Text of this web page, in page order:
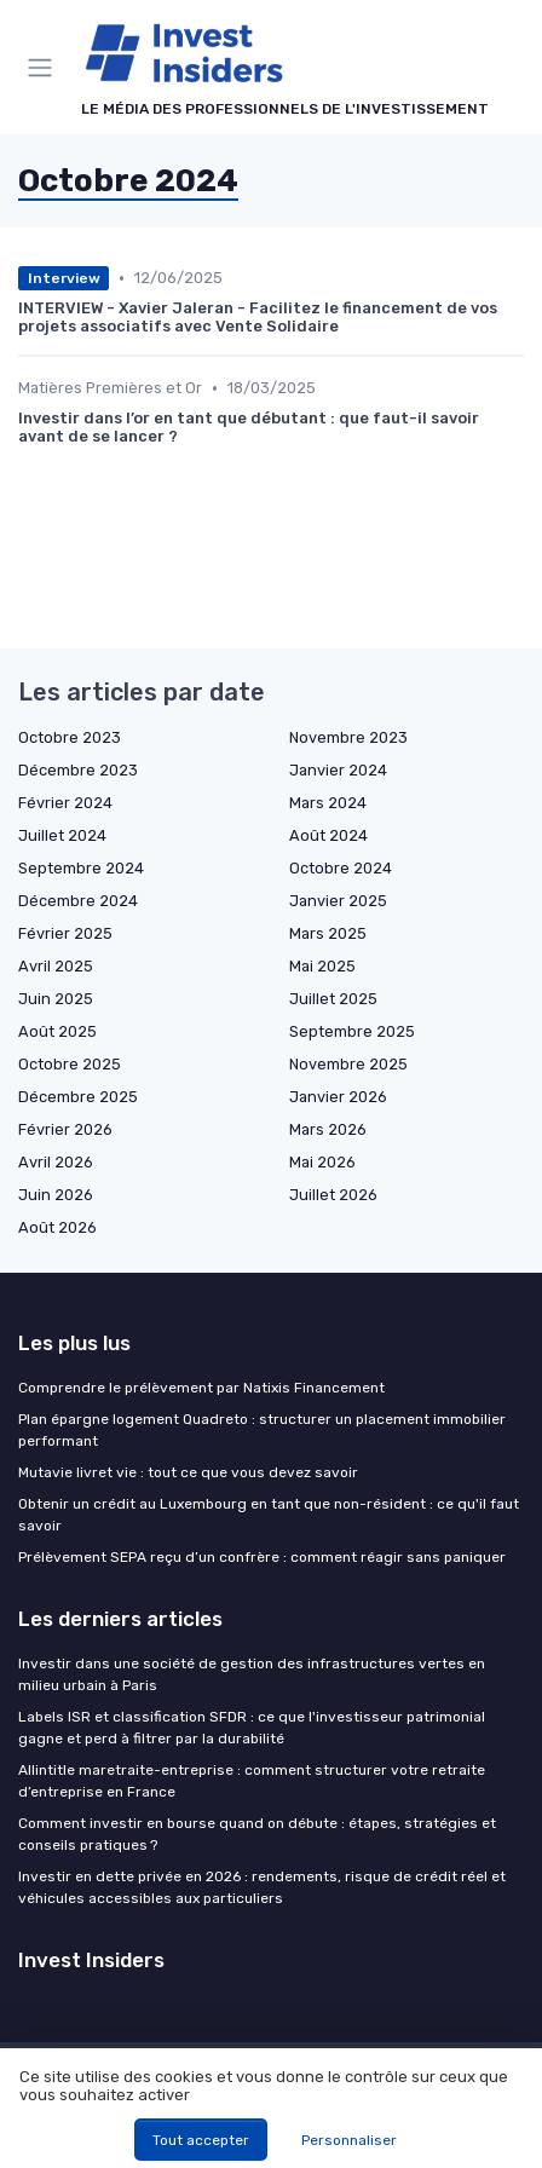
LE MÉDIA DES PROFESSIONNELS DE L'INVESTISSEMENT
Octobre 2024
Interview • 12/06/2025
INTERVIEW - Xavier Jaleran - Facilitez le financement de vos
projets associatifs avec Vente Solidaire
Matières Premières et Or • 18/03/2025
Investir dans l’or en tant que débutant : que faut-il savoir
avant de se lancer ?
Les articles par date
Octobre 2023
Novembre 2023
Décembre 2023
Janvier 2024
Février 2024
Mars 2024
Juillet 2024
Août 2024
Septembre 2024
Octobre 2024
Décembre 2024
Janvier 2025
Février 2025
Mars 2025
Avril 2025
Mai 2025
Juin 2025
Juillet 2025
Août 2025
Septembre 2025
Octobre 2025
Novembre 2025
Décembre 2025
Janvier 2026
Février 2026
Mars 2026
Avril 2026
Mai 2026
Juin 2026
Juillet 2026
Août 2026
Les plus lus
Comprendre le prélèvement par Natixis Financement
Plan épargne logement Quadreto : structurer un placement immobilier
performant
Mutavie livret vie : tout ce que vous devez savoir
Obtenir un crédit au Luxembourg en tant que non-résident : ce qu'il faut
savoir
Prélèvement SEPA reçu d’un confrère : comment réagir sans paniquer
Les derniers articles
Investir dans une société de gestion des infrastructures vertes en
milieu urbain à Paris
Labels ISR et classification SFDR : ce que l'investisseur patrimonial
gagne et perd à filtrer par la durabilité
Allintitle maretraite-entreprise : comment structurer votre retraite
d’entreprise en France
Comment investir en bourse quand on débute : étapes, stratégies et
conseils pratiques ?
Investir en dette privée en 2026 : rendements, risque de crédit réel et
véhicules accessibles aux particuliers
Invest Insiders
Mentions légales Politique de confidentialité
Devis
© Invest Insiders 2026
Ce site utilise des cookies et vous donne le contrôle sur ceux que
vous souhaitez activer
Tout accepter Personnaliser